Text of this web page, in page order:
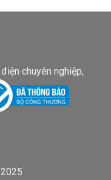
chuyên nghiệp,